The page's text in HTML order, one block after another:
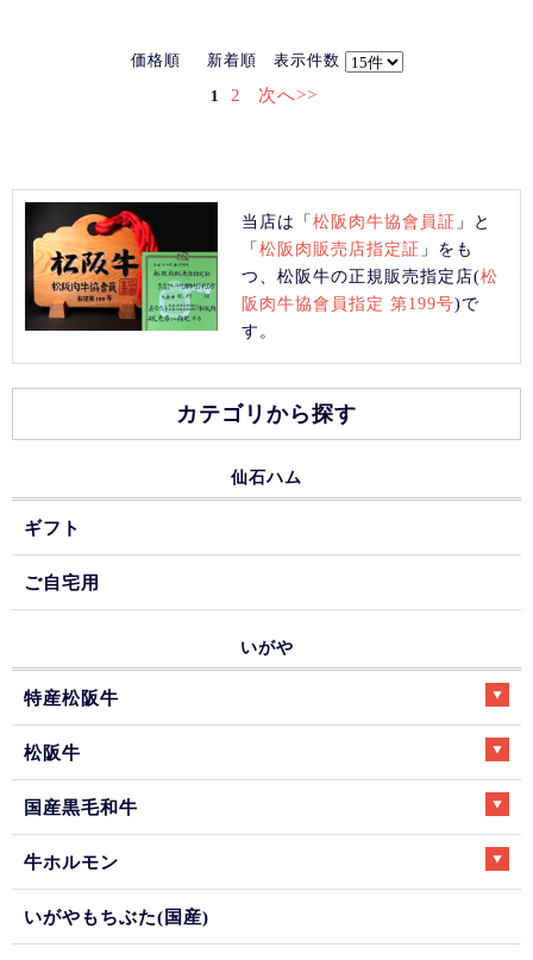
価格順 新着順 表示件数
1 2 次へ>>
当店は「松阪肉牛協會員証 」と
「松阪肉販売店指定証 」をも
つ、松阪牛の正規販売指定店(松
阪肉牛協會員指定 第199号)で
す。
カテゴリから探す
仙石ハム
ギフト
ご自宅用
いがや
特産松阪牛
松阪牛
国産黒毛和牛
牛ホルモン
いがやもちぶた(国産)